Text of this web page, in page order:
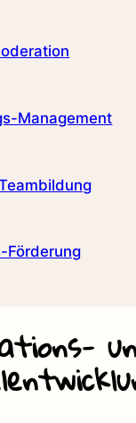
Management
Förderung